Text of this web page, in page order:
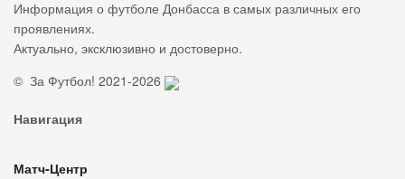
Информация о футболе Донбасса в самых различных его
проявлениях.
Актуально, эксклюзивно и достоверно.
© За Футбол! 2021-2026
Навигация
Матч-Центр